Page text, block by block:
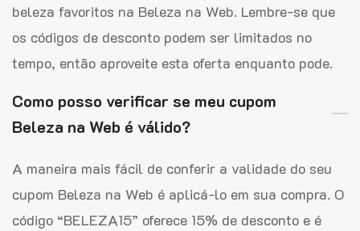
beleza favoritos na Beleza na Web. Lembre-se que
os códigos de desconto podem ser limitados no
tempo, então aproveite esta oferta enquanto pode.
Como posso verificar se meu cupom
Beleza na Web é válido?
A maneira mais fácil de conferir a validade do seu
cupom Beleza na Web é aplicá-lo em sua compra. O
código “BELEZA15” oferece 15% de desconto e é